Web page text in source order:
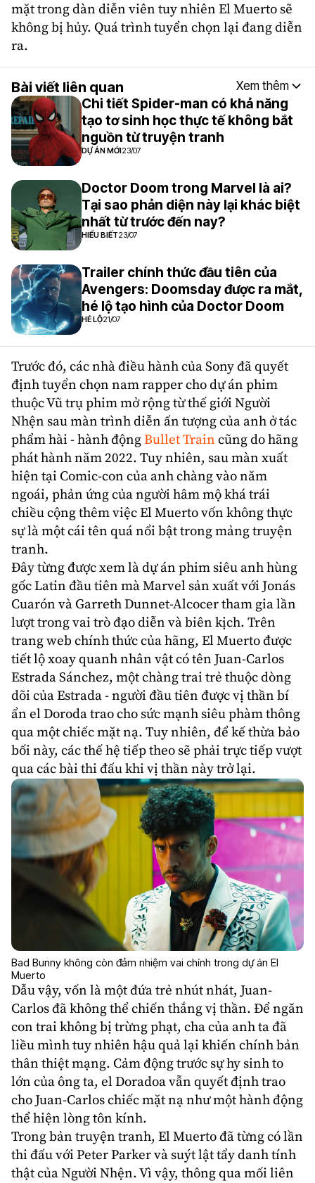
mặt trong dàn diễn viên tuy nhiên El Muerto sẽ
không bị hủy. Quá trình tuyển chọn lại đang diễn
ra.
Bài viết liên quan Xem thêm
Chi tiết Spider-man có khả năng
tạo tơ sinh học thực tế không bắt
nguồn từ truyện tranh
DỰ ÁN MỚI23/07
Doctor Doom trong Marvel là ai?
Tại sao phản diện này lại khác biệt
nhất từ trước đến nay?
HIỂU BIẾT23/07
Trailer chính thức đầu tiên của
Avengers: Doomsday được ra mắt,
hé lộ tạo hình của Doctor Doom
HÉ LỘ21/07
Trước đó, các nhà điều hành của Sony đã quyết
định tuyển chọn nam rapper cho dự án phim
thuộc Vũ trụ phim mở rộng từ thế giới Người
Nhện sau màn trình diễn ấn tượng của anh ở tác
phẩm hài - hành độngBullet Train cũng do hãng
phát hành năm 2022. Tuy nhiên, sau màn xuất
hiện tại Comic-con của anh chàng vào năm
ngoái, phản ứng của người hâm mộ khá trái
chiều cộng thêm việc El Muerto vốn không thực
sự là một cái tên quá nổi bật trong mảngtruyện
tranh.
Đây từng được xem là dự án phim siêu anh hùng
gốc Latin đầu tiên màMarvel sản xuất với Jonás
Cuarón và Garreth Dunnet-Alcocertham gia lần
lượt trong vai trò đạo diễn và biên kịch. Trên
trang web chính thức của hãng, El Muerto được
tiết lộ xoay quanh nhân vật có tên Juan-Carlos
Estrada Sánchez, một chàng trai trẻ thuộc dòng
dõi của Estrada - người đầu tiên được vị thần bí
ẩn el Doroda trao cho sức mạnh siêu phàm thông
qua một chiếc mặt nạ. Tuy nhiên, để kế thừa bảo
bối này, các thế hệ tiếp theo sẽ phải trực tiếp vượt
qua các bài thi đấu khi vị thần này trở lại.
Bad Bunny không còn đảm nhiệm vai chính trong dự án El
Muerto
Dẫu vậy, vốn là một đứa trẻ nhút nhát, Juan-
Carlos đã không thể chiến thắng vị thần. Để ngăn
con trai không bị trừng phạt, cha của anh ta đã
liều mình tuy nhiên hậu quả lại khiến chính bản
thân thiệt mạng. Cảm động trước sự hy sinh to
lớn của ông ta, el Doradoa vẫn quyết định trao
cho Juan-Carlos chiếc mặt nạ như một hành động
thể hiện lòng tôn kính.
Trong bản truyện tranh, El Muerto đã từng có lần
thi đấu với Peter Parker và suýt lật tẩy danh tính
thật của Người Nhện. Vì vậy, thông qua mối liên